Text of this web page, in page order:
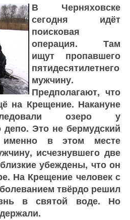
В Черняховске
сегодня идёт
поисковая
операция. Там
ищут пропавшего
пятидесятилетнего
мужчину.
Предполагают, что
на Крещение. Накануне
озеро у
депо. Это не бермудский
именно в этом месте
исчезнувшего две
убеждены, что он
На Крещение человек с
твёрдо решил
в святой воде. Но